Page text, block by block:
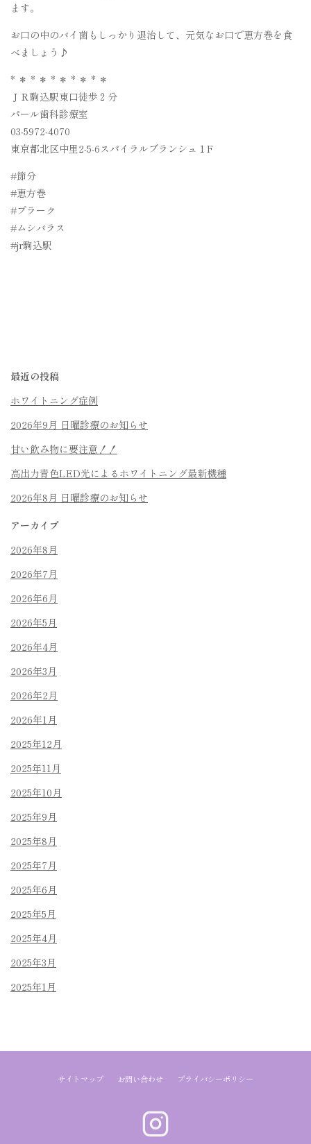
ます。
お口の中のバイ菌もしっかり退治して、元気なお口で恵方巻を食
べましょう♪
* ＊ * ＊ * ＊ * ＊ * ＊
ＪＲ駒込駅東口徒歩２分
パール歯科診療室
03‐5972‐4070
東京都北区中里2‐5‐6スパイラルブランシュ１F
#節分
#恵方巻
#プラーク
#ムシバラス
#jr駒込駅
最近の投稿
ホワイトニング症例
2026年9月 日曜診療のお知らせ
甘い飲み物に要注意！！
高出力青色LED光によるホワイトニング最新機種
2026年8月 日曜診療のお知らせ
アーカイブ
2026年8月
2026年7月
2026年6月
2026年5月
2026年4月
2026年3月
2026年2月
2026年1月
2025年12月
2025年11月
2025年10月
2025年9月
2025年8月
2025年7月
2025年6月
2025年5月
2025年4月
2025年3月
2025年1月
サイトマップ お問い合わせ プライバシーポリシー